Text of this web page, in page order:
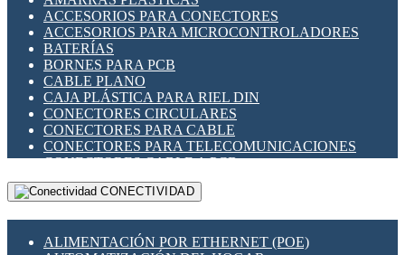
INDICADORES PARA PANEL
INTERFACES DE RELÉ
INTERRUPTORES FIN DE CARRERA
LLAVES CONMUTADORAS
MEDIDORES DE ENERGÍA Y TC'S DE CORRIENTE
MOTORES PASO A PASO
PANTALLAS HMI
PLC -CONTROLADORES LÓGICO PROGRAMABLES
PROGRAMADORES DE HORARIO
RELÉS DE PROTECCIÓN
SENSORES CAPACITIVOS
SENSORES INDUCTIVOS
ACCESORIOS PARA CONECTORES
ACCESORIOS PARA MICROCONTROLADORES
BATERÍAS
BORNES PARA PCB
CABLE PLANO
CAJA PLÁSTICA PARA RIEL DIN
CONECTORES CIRCULARES
CONECTORES PARA CABLE
CONECTORES PARA TELECOMUNICACIONES
CONECTORES CABLE A PCB
CONECTORES PCB A CABLE
DIP SWITCHES
HERRAMIENTAS VARIAS
CONECTIVIDAD
ALIMENTACIÓN POR ETHERNET (POE)